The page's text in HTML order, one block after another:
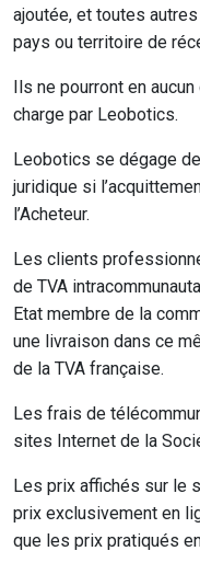
ajoutée, et toutes
pays ou territoire de
Ils ne pourront en
charge par Leobotics.
Leobotics se dégage
juridique si
l’Acheteur.
Les clients
de TVA
Etat membre de la
une livraison dans ce
de la TVA française.
Les frais de
sites Internet de la
Les prix affichés sur le
prix exclusivement en
que les prix pratiqués